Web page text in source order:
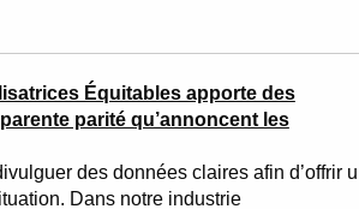
Équitables apporte des
parité qu’annoncent les
des données claires afin d’offrir
Dans notre industrie